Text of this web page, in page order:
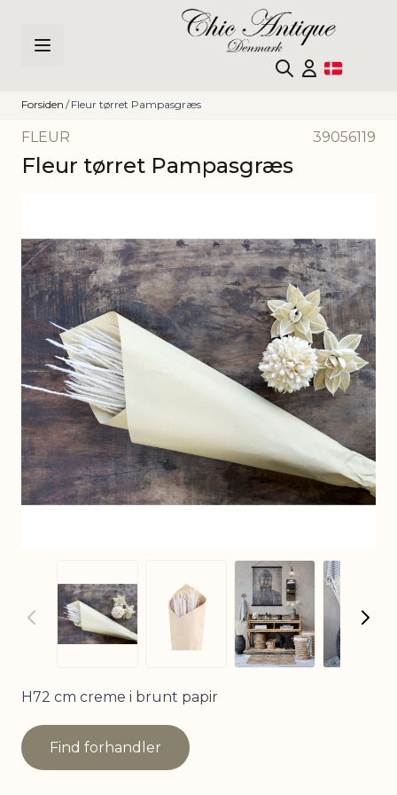
Forsiden / Fleur tørret Pampasgræs
FLEUR 39056119
Fleur tørret Pampasgræs
View larger image
View larger image
View larger
H72 cm creme i brunt papir
Find forhandler